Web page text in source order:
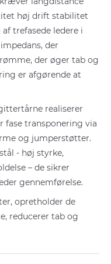
høj drift stabilitet
trefasede ledere i
der
der øger tab og
er afgørende at
realiserer
fase transponering via
og jumperstøtter.
- høj styrke,
– de sikrer
gennemførelse.
opretholder de
reducerer tab og